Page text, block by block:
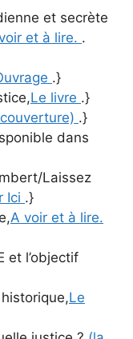
et secrète
et à lire. .
.}
Le livre .}
.}
dans
Laissez
Ici .}
A voir et à lire.
et l’objectif
Le